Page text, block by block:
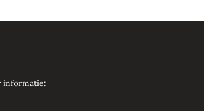
informatie: